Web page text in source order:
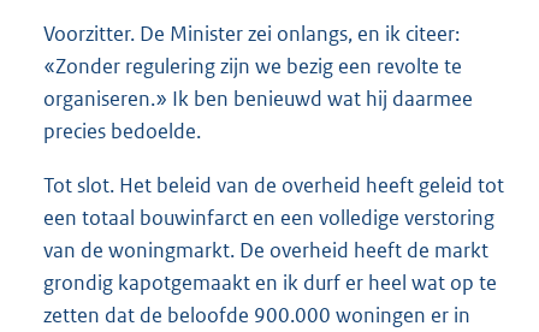
Voorzitter. De Minister zei onlangs, en ik citeer:
«Zonder regulering zijn we bezig een revolte te
organiseren.» Ik ben benieuwd wat hij daarmee
precies bedoelde.
Tot slot. Het beleid van de overheid heeft geleid tot
een totaal bouwinfarct en een volledige verstoring
van de woningmarkt. De overheid heeft de markt
grondig kapotgemaakt en ik durf er heel wat op te
zetten dat de beloofde 900.000 woningen er in